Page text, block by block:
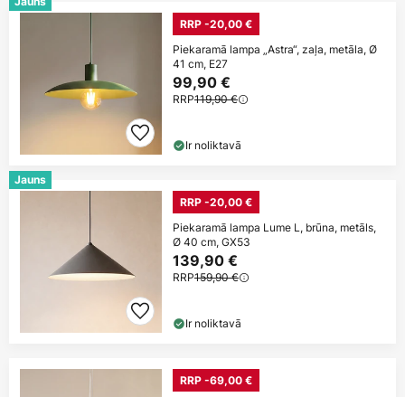
RRP -20,00 €
Piekaramā lampa „Astra“, zaļa, metāla, Ø
41 cm, E27
99,90 €
RRP119,90 €
Ir noliktavā
Jauns
RRP -20,00 €
Piekaramā lampa Lume L, brūna, metāls,
Ø 40 cm, GX53
139,90 €
RRP159,90 €
Ir noliktavā
RRP -69,00 €